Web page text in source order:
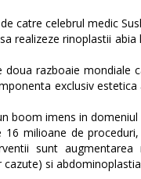
catre celebrul medic
realizeze rinoplastii abia
razboaie mondiale
exclusiv
boom imens in domeniul
milioane de
sunt augmentarea
si